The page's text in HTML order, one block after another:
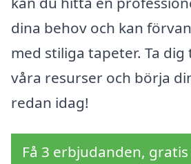
dina behov och kan
med stiliga tapeter. Ta
våra resurser och börja
redan idag!
Få 3 erbjudanden,